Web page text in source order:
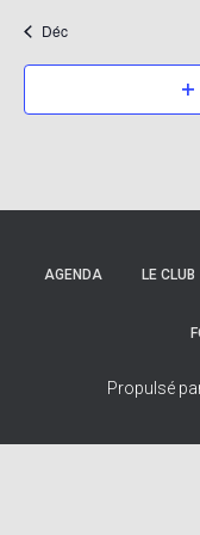
Déc
AGENDA LE CLUB
Propulsé